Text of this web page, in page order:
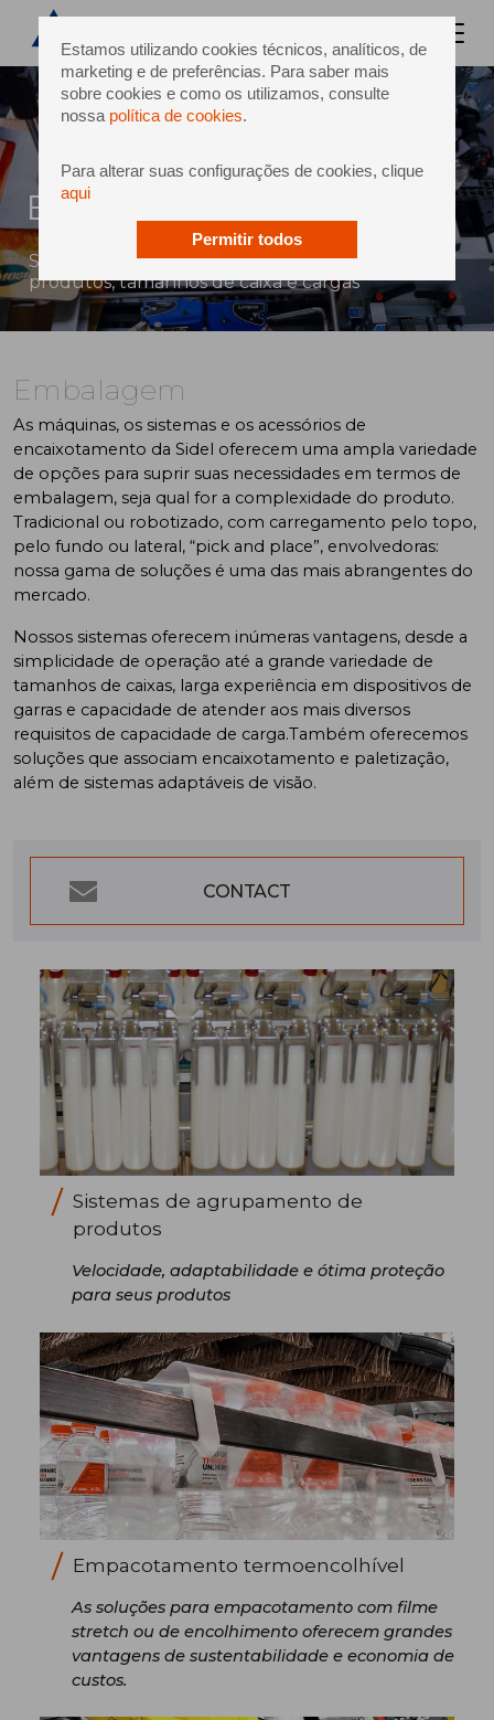
Estamos utilizando cookies técnicos, analíticos, de
marketing e de preferências. Para saber mais
sobre cookies e como os utilizamos, consulte
nossa política de cookies.
Para alterar suas configurações de cookies, clique
aqui
Permitir todos
Embalagem
Soluções de empacotamento para todos os
produtos, tamanhos de caixa e cargas
Embalagem
As máquinas, os sistemas e os acessórios de
encaixotamento da Sidel oferecem uma ampla variedade
de opções para suprir suas necessidades em termos de
embalagem, seja qual for a complexidade do produto.
Tradicional ou robotizado, com carregamento pelo topo,
pelo fundo ou lateral, “pick and place”, envolvedoras:
nossa gama de soluções é uma das mais abrangentes do
mercado.
Nossos sistemas oferecem inúmeras vantagens, desde a
simplicidade de operação até a grande variedade de
tamanhos de caixas, larga experiência em dispositivos de
garras e capacidade de atender aos mais diversos
requisitos de capacidade de carga.Também oferecemos
soluções que associam encaixotamento e paletização,
além de sistemas adaptáveis de visão.
CONTACT
Sistemas de agrupamento de
produtos
Velocidade, adaptabilidade e ótima proteção
para seus produtos
Empacotamento termoencolhível
As soluções para empacotamento com filme
stretch ou de encolhimento oferecem grandes
vantagens de sustentabilidade e economia de
custos.